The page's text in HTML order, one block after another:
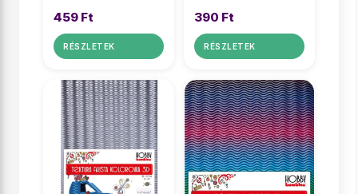
459 Ft
RÉSZLETEK
390 Ft
RÉSZLETEK